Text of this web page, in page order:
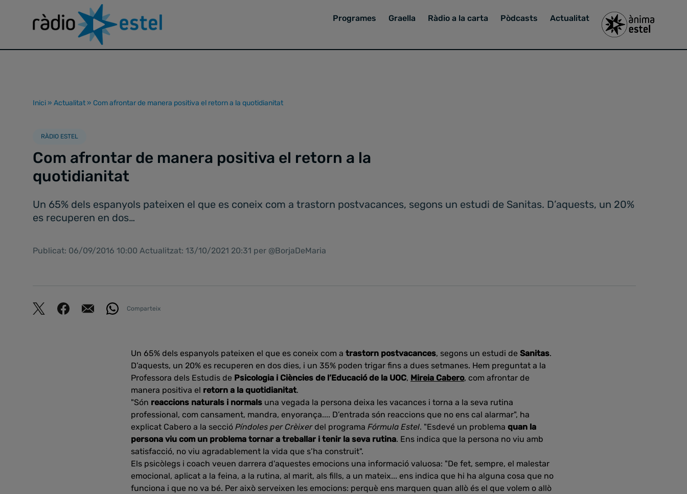
Programes Graella Ràdio a la carta Pòdcasts Actualitat
Inici » Actualitat » Com afrontar de manera positiva el retorn a la quotidianitat
RÀDIO ESTEL
Com afrontar de manera positiva el retorn a la
quotidianitat
Un 65% dels espanyols pateixen el que es coneix com a trastorn postvacances, segons un estudi de Sanitas. D’aquests, un 20%
es recuperen en dos…
Publicat: 06/09/2016 10:00 Actualitzat: 13/10/2021 20:31 per @BorjaDeMaria
Comparteix
Un 65% dels espanyols pateixen el que es coneix com a trastorn postvacances, segons un estudi de Sanitas.
D’aquests, un 20% es recuperen en dos dies, i un 35% poden trigar fins a dues setmanes. Hem preguntat a la
Professora dels Estudis de Psicologia i Ciències de l’Educació de la UOC, Mireia Cabero, com afrontar de
manera positiva el retorn a la quotidianitat.
"Són reaccions naturals i normals una vegada la persona deixa les vacances i torna a la seva rutina
professional, com cansament, mandra, enyorança.... D’entrada són reaccions que no ens cal alarmar", ha
explicat Cabero a la secció Píndoles per Crèixerdel programa Fórmula Estel. "Esdevé un problema quan la
persona viu com un problema tornar a treballar i tenir la seva rutina. Ens indica que la persona no viu amb
satisfacció, no viu agradablement la vida que s’ha construit".
Els psicòlegs i coach veuen darrera d'aquestes emocions una informació valuosa: "De fet, sempre, el malestar
emocional, aplicat a la feina, a la rutina, al marit, als fills, a un mateix... ens indica que hi ha alguna cosa que no
funciona i que no va bé. Per això serveixen les emocions: perquè ens marquen quan allò és el que volem o allò